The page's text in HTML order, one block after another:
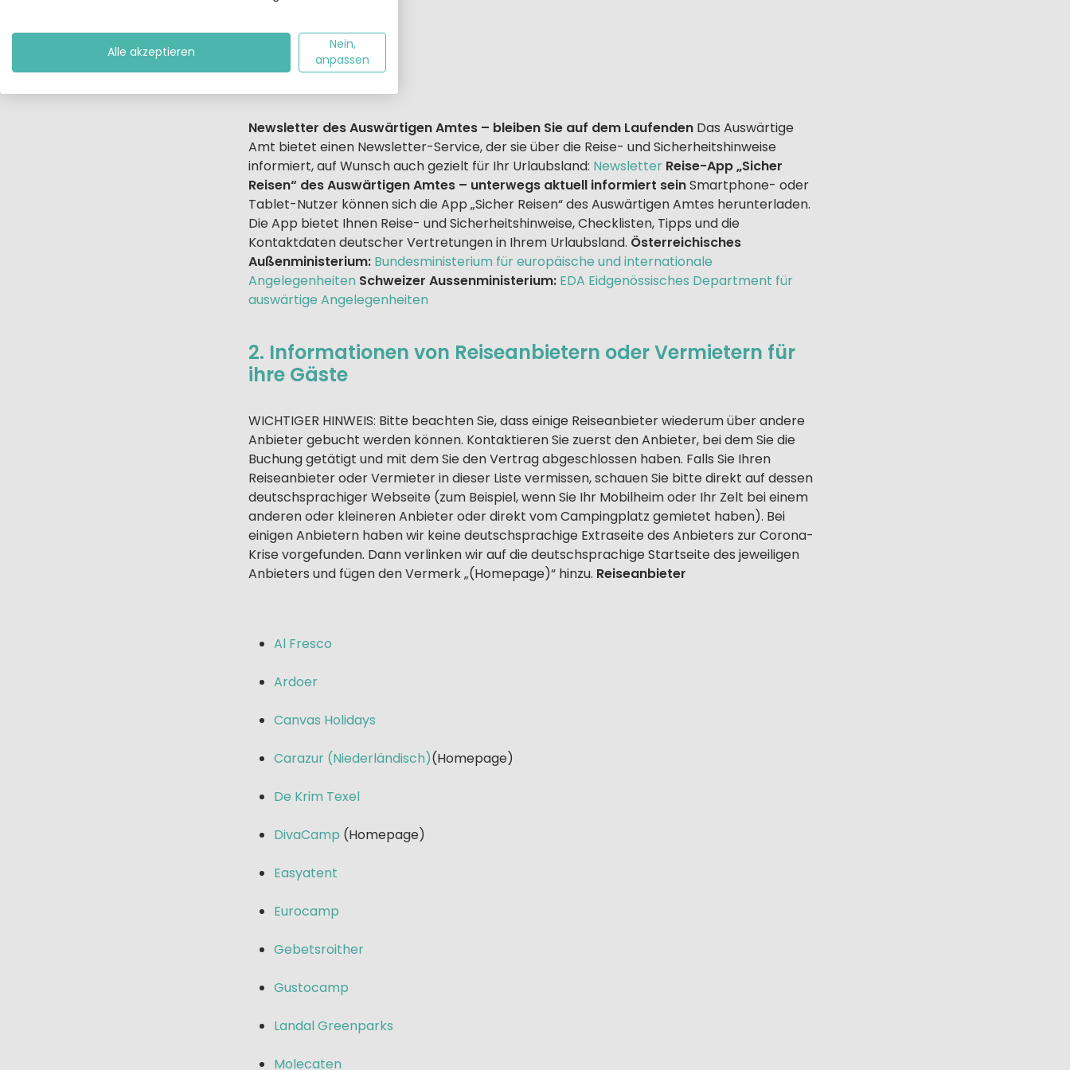
Ungarn
Newsletter des Auswärtigen Amtes – bleiben Sie auf dem Laufenden Das Auswärtige
Amt bietet einen Newsletter-Service, der sie über die Reise- und Sicherheitshinweise
informiert, auf Wunsch auch gezielt für Ihr Urlaubsland: Newsletter Reise-App „Sicher
Reisen“ des Auswärtigen Amtes – unterwegs aktuell informiert seinSmartphone- oder
Tablet-Nutzer können sich die App „Sicher Reisen“ des Auswärtigen Amtes herunterladen.
Die App bietet Ihnen Reise- und Sicherheitshinweise, Checklisten, Tipps und die
Kontaktdaten deutscher Vertretungen in Ihrem Urlaubsland. Österreichisches
Außenministerium: Bundesministerium für europäische und internationale
Angelegenheiten Schweizer Aussenministerium: EDA Eidgenössisches Department für
auswärtige Angelegenheiten
2. Informationen von Reiseanbietern oder Vermietern für
ihre Gäste
WICHTIGER HINWEIS: Bitte beachten Sie, dass einige Reiseanbieter wiederum über andere
Anbieter gebucht werden können. Kontaktieren Sie zuerst den Anbieter, bei dem Sie die
Buchung getätigt und mit dem Sie den Vertrag abgeschlossen haben. Falls Sie Ihren
Reiseanbieter oder Vermieter in dieser Liste vermissen, schauen Sie bitte direkt auf dessen
deutschsprachiger Webseite (zum Beispiel, wenn Sie Ihr Mobilheim oder Ihr Zelt bei einem
anderen oder kleineren Anbieter oder direkt vom Campingplatz gemietet haben). Bei
einigen Anbietern haben wir keine deutschsprachige Extraseite des Anbieters zur Corona-
Krise vorgefunden. Dann verlinken wir auf die deutschsprachige Startseite des jeweiligen
Anbieters und fügen den Vermerk „(Homepage)“ hinzu. Reiseanbieter
Al Fresco
Ardoer
Canvas Holidays
Carazur (Niederländisch)(Homepage)
De Krim Texel
DivaCamp (Homepage)
Easyatent
Eurocamp
Gebetsroither
Gustocamp
Landal Greenparks
Molecaten
Alle akzeptieren
Nein,
anpassen